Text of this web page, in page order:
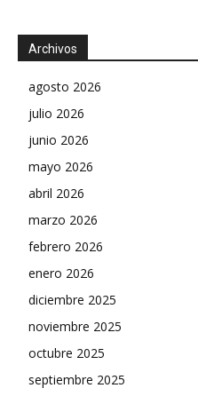
Archivos
agosto 2026
julio 2026
junio 2026
mayo 2026
abril 2026
marzo 2026
febrero 2026
enero 2026
diciembre 2025
noviembre 2025
octubre 2025
septiembre 2025